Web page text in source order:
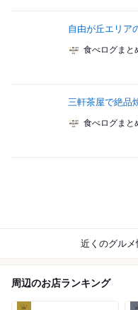
自由が丘エリア
食べログまと
三軒茶屋で絶品
食べログまと
近くのグル
周辺のお店ランキング